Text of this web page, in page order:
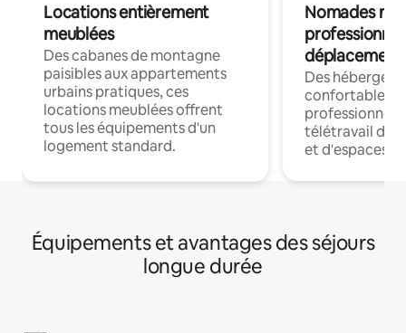
Locations entièrement
meublées
Des cabanes de montagne
paisibles aux appartements
urbains pratiques, ces
locations meublées offrent
tous les équipements d'un
logement standard.
Nomades
déplacement
Des
confortables
professionnels
télétravail
et d'espaces
Équipements et avantages des séjours
longue durée